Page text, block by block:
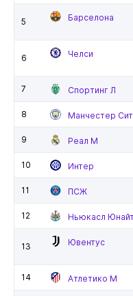
5 Барселона
6 Челси
7 Спортинг Л
8 Манчестер
9 Реал М
10 Интер
11 ПСЖ
12 Ньюкасл
13 Ювентус
14 Атлетико М